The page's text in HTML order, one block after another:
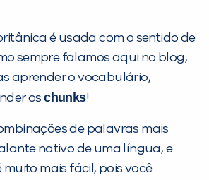
é usada com o sentido de
sempre falamos aqui no blog,
aprender o vocabulário,
oschunks!
de palavras mais
nativo de uma língua, e
muito mais fácil, pois você
DEMONSTRAÇÃO DE MÉTODO
Desculpe!
nenhuma unidade
cidade ou bairro que